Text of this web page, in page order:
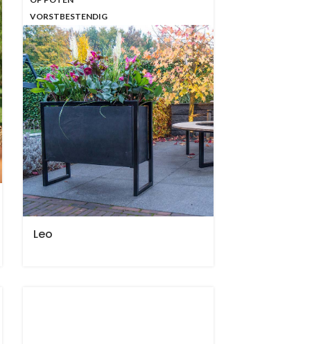
VORSTBESTENDIG
Leo